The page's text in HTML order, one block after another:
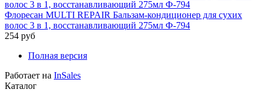
Флоресан MULTI REPAIR Бальзам-кондиционер для сухих
волос 3 в 1, восстанавливающий 275мл Ф-794
254 руб
Полная версия
Работает на InSales
Каталог